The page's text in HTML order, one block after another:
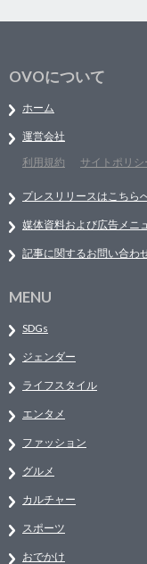
OVOについて
ホーム
運営会社
利用規約
サイトポリシ
プレスリリースはこちら
媒体資料および広告メニ
記事に関するお問い合わ
MENU
SDGs
ジェンダー
ライフスタイル
エンタメ
ファッション
グルメ
カルチャー
スポーツ
おでかけ